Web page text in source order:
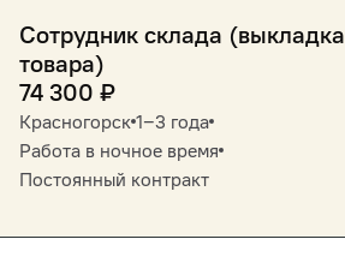
Сотрудник склада (выкладка
товара)
74 300 ₽
Красногорск 1‒3 года
Работа в ночное время
Постоянный контракт